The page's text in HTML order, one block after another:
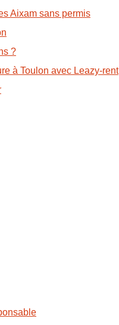
Aixam sans permis
?
à Toulon avec Leazy-rent